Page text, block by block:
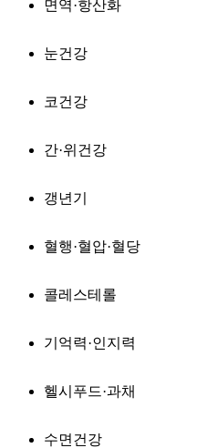
면역·항산화
눈건강
코건강
간·위건강
갱년기
혈행·혈압·혈당
콜레스테롤
기억력·인지력
헬시푸드·과채
수면건강